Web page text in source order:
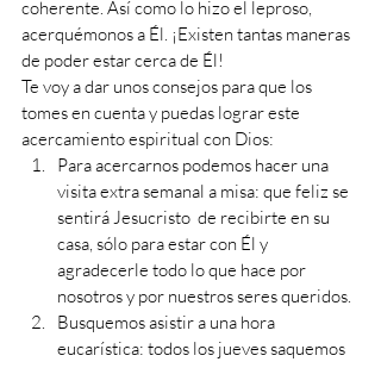
coherente. Así como lo hizo el leproso,
acerquémonos a Él. ¡Existen tantas maneras
de poder estar cerca de Él!
Te voy a dar unos consejos para que los
tomes en cuenta y puedas lograr este
acercamiento espiritual con Dios:
Para acercarnos podemos hacer una
visita extra semanal a misa: que feliz se
sentirá Jesucristo  de recibirte en su
casa, sólo para estar con Él y
agradecerle todo lo que hace por
nosotros y por nuestros seres queridos.
Busquemos asistir a una hora
eucarística: todos los jueves saquemos